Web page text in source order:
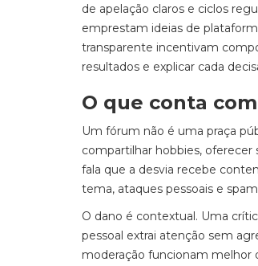
de apelação claros e ciclos
emprestam ideias de
transparente incentivam
resultados e explicar cada
O que conta
Um fórum não é uma praça
compartilhar hobbies, oferecer
fala que a desvia recebe
tema, ataques pessoais e
O dano é contextual. Uma
pessoal extrai atenção sem
moderação funcionam melhor